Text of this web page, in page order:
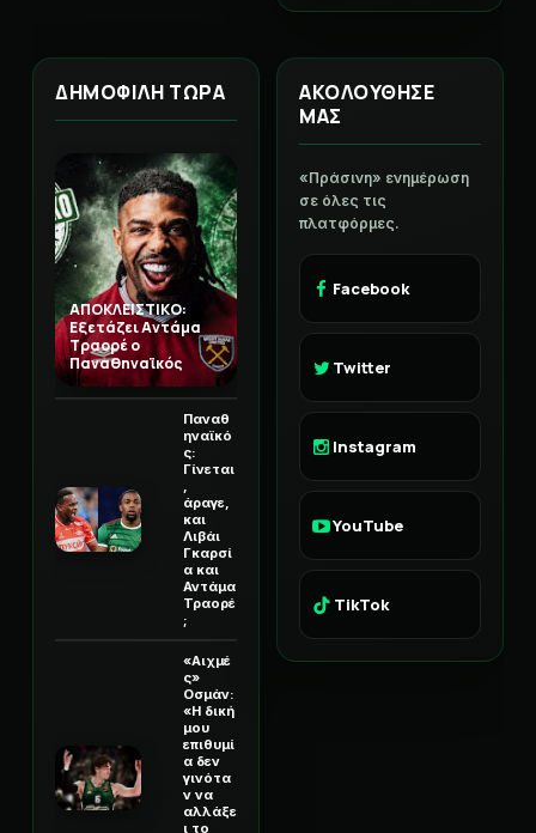
ΔΗΜΟΦΙΛΗ ΤΩΡΑ
ΑΠΟΚΛΕΙΣΤΙΚΟ:
Εξετάζει Αντάμα
Τραορέ ο
Παναθηναϊκός
Παναθ
ηναϊκό
ς:
Γίνεται
,
άραγε,
και
Λιβάι
Γκαρσί
α και
Αντάμα
Τραορέ
;
«Αιχμέ
ς»
Οσμάν:
«Η δική
μου
επιθυμί
α δεν
γινότα
ν να
αλλάξε
ι το
ΑΚΟΛΟΥΘΗΣΕ
ΜΑΣ
«Πράσινη» ενημέρωση
σε όλες τις
πλατφόρμες.
Facebook
Twitter
Instagram
YouTube
TikTok